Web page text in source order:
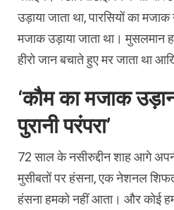
उड़ाया जाता था, पारसियों का मजाक
मजाक उड़ाया जाता था। मुसलमान
हीरो जान बचाते हुए मर जाता था
‘कौम का मजाक
पुरानी परंपरा’
72 साल के नसीरुद्दीन शाह आगे
मुसीबतों पर हंसना, एक नेशनल
हंसना हमको नहीं आता। और कोई